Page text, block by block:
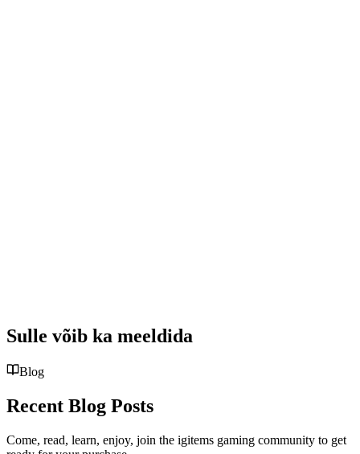
Sulle võib ka meeldida
Blog
Recent Blog Posts
Come, read, learn, enjoy, join the igitems gaming community to get